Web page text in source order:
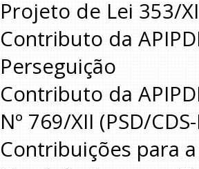
Projeto de Lei 353/
Contributo da
Perseguição
Contributo da
Nº 769/XII (PSD/
Contribuições para